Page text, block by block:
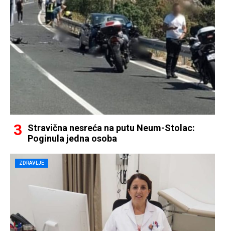
Stravična nesreća na putu Neum-Stolac:
Poginula jedna osoba
ZDRAVLJE